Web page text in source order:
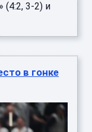
(4:2, 3-2) и
в гонке